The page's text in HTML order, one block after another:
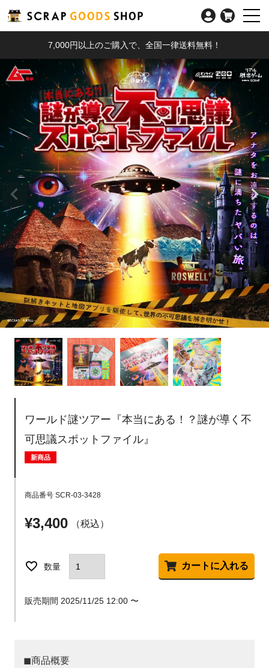
7,000円以上のご購入で、全国一律送料無料！
ワールド謎ツアー『本当にある！？謎が導く不
可思議スポットファイル』
新商品
商品番号 SCR-03-3428
¥3,400 税込
カートに入れる
販売期間 2025/11/25 12:00 〜
◼︎商品概要